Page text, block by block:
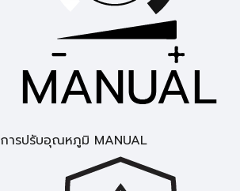
การปรับอุณหภูมิ MANUAL